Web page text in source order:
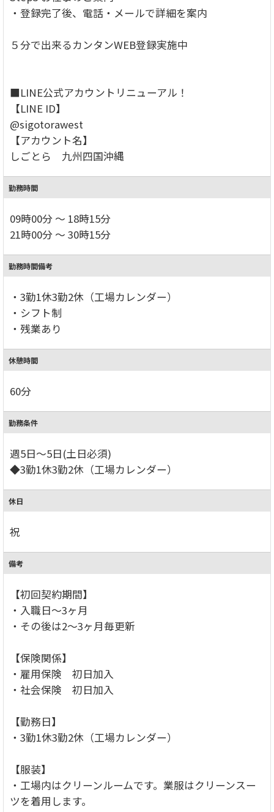
・登録完了後、電話・メールで詳細を案内
５分で出来るカンタンWEB登録実施中
■LINE公式アカウントリニューアル！
【LINE ID】
@sigotorawest
【アカウント名】
しごとら 九州四国沖縄
勤務時間
09時00分 ～ 18時15分
21時00分 ～ 30時15分
勤務時間備考
・3勤1休3勤2休（工場カレンダー）
・シフト制
・残業あり
休憩時間
60分
勤務条件
週5日～5日(土日必須)
◆3勤1休3勤2休（工場カレンダー）
休日
祝
備考
【初回契約期間】
・入職日～3ヶ月
・その後は2～3ヶ月毎更新
【保険関係】
・雇用保険 初日加入
・社会保険 初日加入
【勤務日】
・3勤1休3勤2休（工場カレンダー）
【服装】
・工場内はクリーンルームです。業服はクリーンスー
ツを着用します。